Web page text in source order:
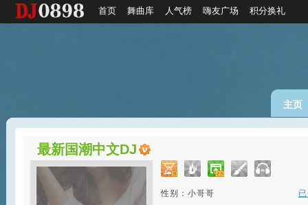
首页 舞曲库 人气榜 嗨友广场 积分换礼
主页
最新国潮中文DJ
性别：小哥哥